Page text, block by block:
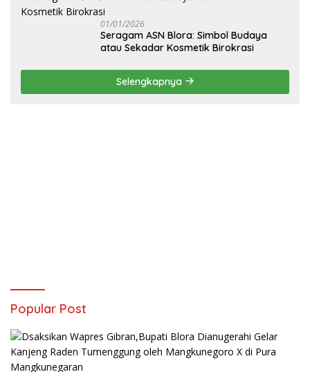
01/01/2026
‎Seragam ASN Blora: Simbol Budaya
atau Sekadar Kosmetik Birokrasi
Selengkapnya
Popular Post